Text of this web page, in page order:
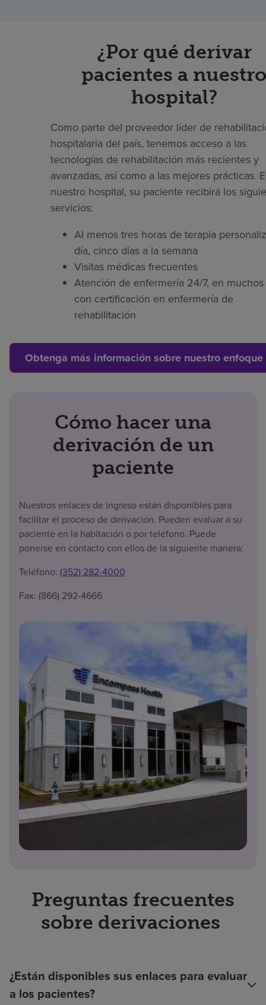
¿Por qué derivar
pacientes a nuestro
hospital?
Como parte del proveedor líder de
hospitalaria del país, tenemos acceso a las
tecnologías de rehabilitación más recientes y
avanzadas, así como a las mejores prácticas.
nuestro hospital, su paciente recibirá los
servicios:
Al menos tres horas de terapia
día, cinco días a la semana
Visitas médicas frecuentes
Atención de enfermería 24/7, en muchos
con certificación en enfermería de
rehabilitación
Obtenga más información sobre nuestro
Cómo hacer una
derivación de un
paciente
Nuestros enlaces de ingreso están disponibles para
facilitar el proceso de derivación. Pueden evaluar a su
paciente en la habitación o por teléfono. Puede
ponerse en contacto con ellos de la siguiente manera:
Teléfono: (352) 282-4000
Fax: (866) 292-4666
Preguntas frecuentes
sobre derivaciones
¿Están disponibles sus enlaces para evaluar
a los pacientes?